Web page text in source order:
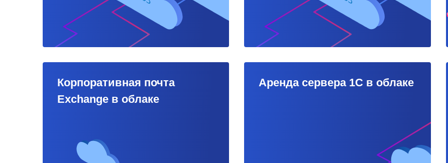
Корпоративная почта
Exchange в облаке
Аренда сервера 1С в облаке